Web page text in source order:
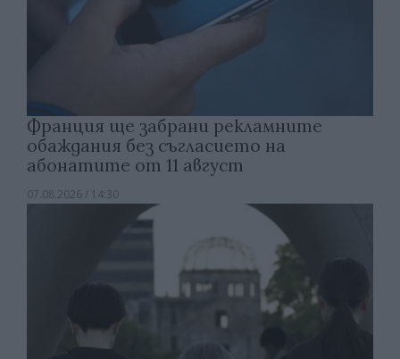
Франция ще забрани рекламните
обаждания без съгласието на
абонатите от 11 август
07.08.2026 / 14:30